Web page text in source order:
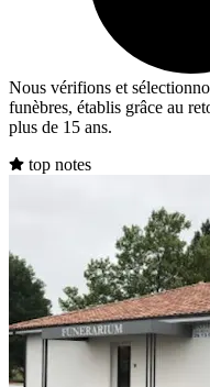
Nous vérifions et
funèbres, établis grâce au
plus de 15 ans.
top notes